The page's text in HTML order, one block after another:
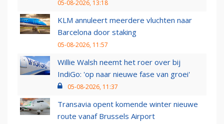
05-08-2026, 13:18
KLM annuleert meerdere vluchten naar
Barcelona door staking
05-08-2026, 11:57
Willie Walsh neemt het roer over bij
IndiGo: 'op naar nieuwe fase van groei'
05-08-2026, 11:37
Transavia opent komende winter nieuwe
route vanaf Brussels Airport